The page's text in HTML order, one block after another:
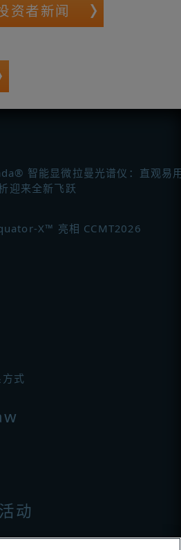
资者新闻
智能显微拉曼光谱仪：直观易
迎来全新飞跃
X™ 亮相 CCMT2026
式
动